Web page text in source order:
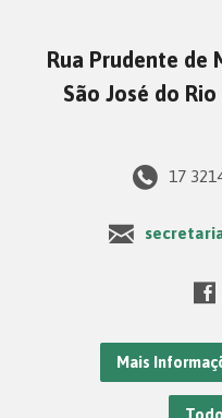
Rua Prudente de
São José do
17
Mais